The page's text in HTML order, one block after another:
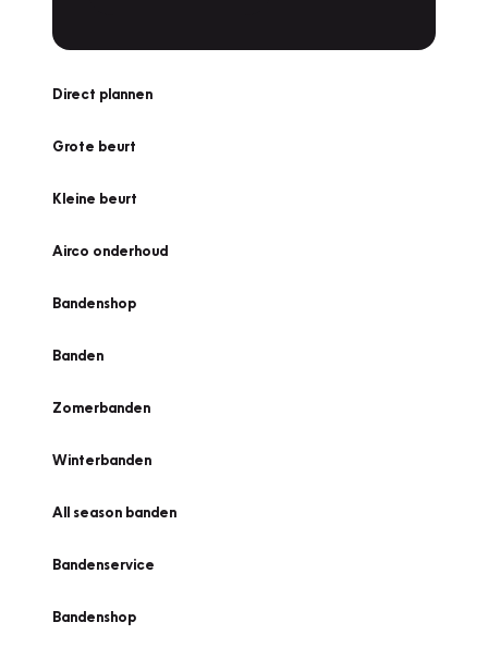
Direct plannen
Grote beurt
Kleine beurt
Airco onderhoud
Bandenshop
Banden
Zomerbanden
Winterbanden
All season banden
Bandenservice
Bandenshop